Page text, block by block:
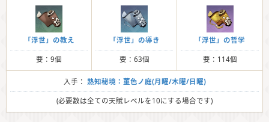
「浮世」の教え
要：9個
「浮世」の導き
要：63個
「浮世」の哲学
要：114個
入手： 熟知秘境：菫色ノ庭(月曜/木曜/日曜)
(必要数は全ての天賦レベルを10にする場合です)